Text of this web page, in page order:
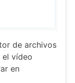
de archivos
el vídeo
en